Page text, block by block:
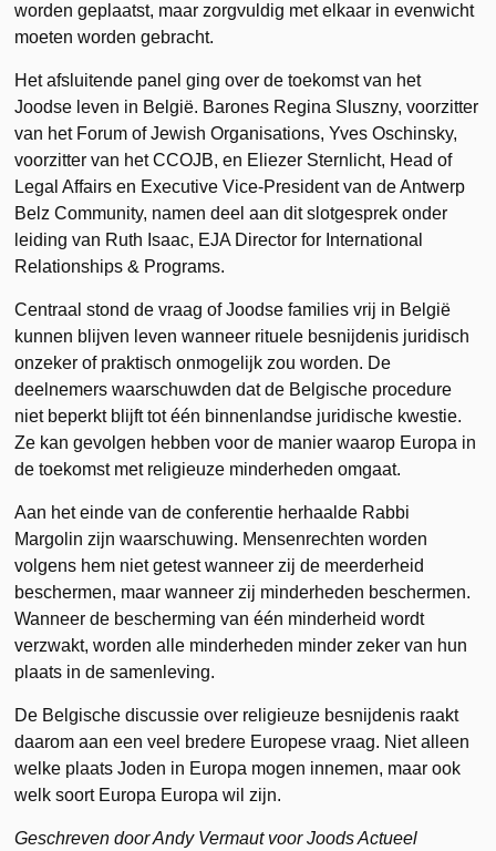
worden geplaatst, maar zorgvuldig met elkaar in evenwicht
moeten worden gebracht.
Het afsluitende panel ging over de toekomst van het
Joodse leven in België. Barones Regina Sluszny, voorzitter
van het Forum of Jewish Organisations, Yves Oschinsky,
voorzitter van het CCOJB, en Eliezer Sternlicht, Head of
Legal Affairs en Executive Vice-President van de Antwerp
Belz Community, namen deel aan dit slotgesprek onder
leiding van Ruth Isaac, EJA Director for International
Relationships & Programs.
Centraal stond de vraag of Joodse families vrij in België
kunnen blijven leven wanneer rituele besnijdenis juridisch
onzeker of praktisch onmogelijk zou worden. De
deelnemers waarschuwden dat de Belgische procedure
niet beperkt blijft tot één binnenlandse juridische kwestie.
Ze kan gevolgen hebben voor de manier waarop Europa in
de toekomst met religieuze minderheden omgaat.
Aan het einde van de conferentie herhaalde Rabbi
Margolin zijn waarschuwing. Mensenrechten worden
volgens hem niet getest wanneer zij de meerderheid
beschermen, maar wanneer zij minderheden beschermen.
Wanneer de bescherming van één minderheid wordt
verzwakt, worden alle minderheden minder zeker van hun
plaats in de samenleving.
De Belgische discussie over religieuze besnijdenis raakt
daarom aan een veel bredere Europese vraag. Niet alleen
welke plaats Joden in Europa mogen innemen, maar ook
welk soort Europa Europa wil zijn.
Geschreven door Andy Vermaut voor Joods Actueel